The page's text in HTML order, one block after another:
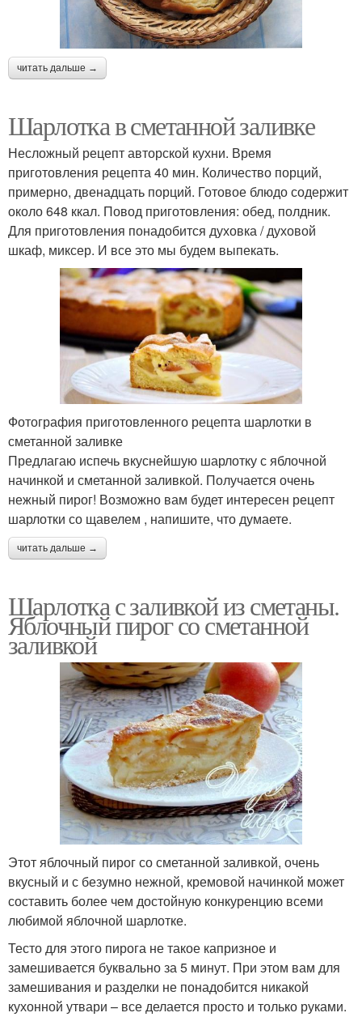
читать дальше →
Шарлотка в сметанной заливке
Несложный рецепт авторской кухни. Время
приготовления рецепта 40 мин. Количество порций,
примерно, двенадцать порций. Готовое блюдо содержит
около 648 ккал. Повод приготовления: обед, полдник.
Для приготовления понадобится духовка / духовой
шкаф, миксер. И все это мы будем выпекать.
Фотография приготовленного рецепта шарлотки в
сметанной заливке
Предлагаю испечь вкуснейшую шарлотку с яблочной
начинкой и сметанной заливкой. Получается очень
нежный пирог! Возможно вам будет интересен рецепт
шарлотки со щавелем , напишите, что думаете.
читать дальше →
Шарлотка с заливкой из сметаны.
Яблочный пирог со сметанной
заливкой
Этот яблочный пирог со сметанной заливкой, очень
вкусный и с безумно нежной, кремовой начинкой может
составить более чем достойную конкуренцию всеми
любимой яблочной шарлотке.
Тесто для этого пирога не такое капризное и
замешивается буквально за 5 минут. При этом вам для
замешивания и разделки не понадобится никакой
кухонной утвари – все делается просто и только руками.